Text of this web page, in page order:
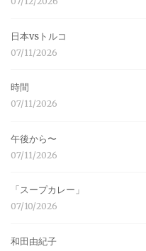
日本vsトルコ
07/11/2026
時間
07/11/2026
午後から〜
07/11/2026
「スープカレー」
07/10/2026
和田由紀子